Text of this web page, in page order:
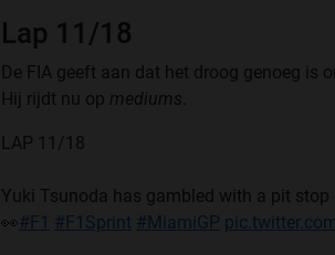
Lap 11/18
De FIA geeft aan dat het droog genoeg is
Hij rijdt nu op mediums
LAP 11/18
Yuki Tsunoda has gambled with a pit
👀#F1 #F1Sprint #MiamiGP